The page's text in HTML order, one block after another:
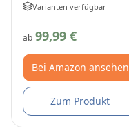
Varianten verfügbar
ab 99,99 €
Bei Amazon ansehen
Zum Produkt